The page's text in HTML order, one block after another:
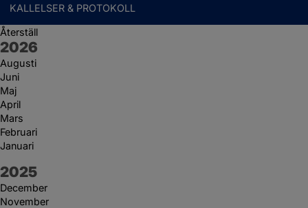
KALLELSER & PROTOKOLL
Återställ
År:
2026
Augusti
Juni
Maj
April
Mars
Februari
Januari
År:
2025
December
November